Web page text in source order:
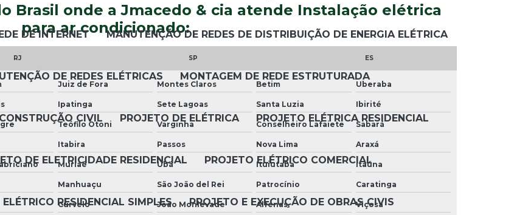
DE INTERNET MANUTENÇÃO DE REDES DE DISTRIBUIÇÃO DE ENERGIA ELÉTRICA
DE REDES ELÉTRICAS MONTAGEM DE REDE ESTRUTURADA
CIVIL PROJETO DE ELÉTRICA PROJETO ELÉTRICA RESIDENCIAL
DE ELETRICIDADE RESIDENCIAL PROJETO ELÉTRICO COMERCIAL
RESIDENCIAL SIMPLES PROJETO E EXECUÇÃO DE OBRAS CIVIS
Instalações elétricas residenciais
Instaladores de ar condicionado
Instalar ar condicionado em apartamento
Manutenção de ar condicionado em belo
horizonte
Manutenção de ar condicionado de janela
Manutenção ar condicionado residencial
Manutenção corretiva ar condicionado
Manutenção corretiva elétrica
Brasil onde a Jmacedo & cia atende Instalação elétrica
para ar condicionado:
RJ SP ES
Juiz de Fora Montes Claros Betim Uberaba
Ipatinga Sete Lagoas Santa Luzia Ibirité
Teófilo Otoni Varginha Conselheiro Lafaiete Sabará
Itabira Passos Nova Lima Araxá
Muriaé Ubá Ituiutaba Itaúna
Manhuaçu São João del Rei Patrocínio Caratinga
Curvelo João Monlevade Alfenas Viçosa